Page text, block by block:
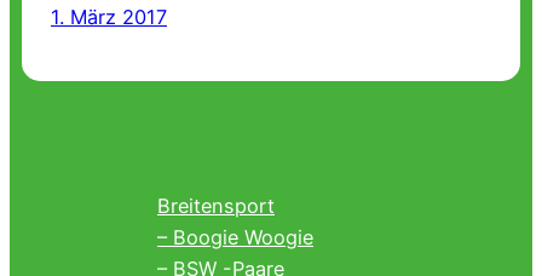
1. März 2017
Breitensport
– Boogie Woogie
– BSW -Paare